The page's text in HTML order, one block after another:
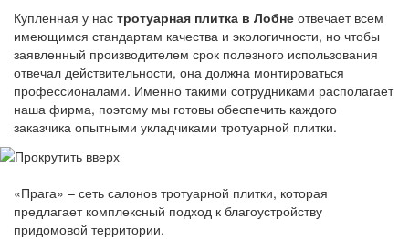
Купленная у нас тротуарная плитка в Лобне отвечает всем
имеющимся стандартам качества и экологичности, но чтобы
заявленный производителем срок полезного использования
отвечал действительности, она должна монтироваться
профессионалами. Именно такими сотрудниками располагает
наша фирма, поэтому мы готовы обеспечить каждого
заказчика опытными укладчиками тротуарной плитки.
«Прага» – сеть салонов тротуарной плитки, которая
предлагает комплексный подход к благоустройству
придомовой территории.